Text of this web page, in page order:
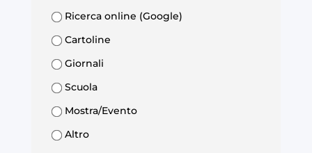
Ricerca online (Google)
Cartoline
Giornali
Scuola
Mostra/Evento
Altro